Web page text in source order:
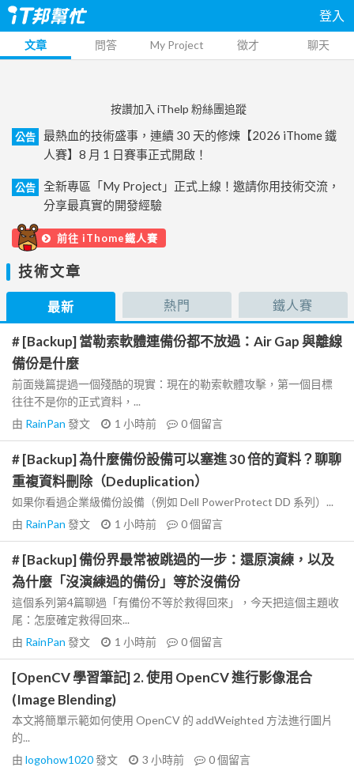
登入
文章 問答 My Project 徵才 聊天
按讚加入 iThelp 粉絲團追蹤
公告
最熱血的技術盛事，連續 30 天的修煉【2026 iThome 鐵
人賽】8 月 1 日賽事正式開啟！
公告
全新專區「My Project」正式上線！邀請你用技術交流，
分享最真實的開發經驗
前往 iThome鐵人賽
技術文章
最新 熱門 鐵人賽
# [Backup] 當勒索軟體連備份都不放過：Air Gap 與離線
備份是什麼
前面幾篇提過一個殘酷的現實：現在的勒索軟體攻擊，第一個目標
往往不是你的正式資料，...
由 RainPan 發文 1 小時前 0個留言
# [Backup] 為什麼備份設備可以塞進 30 倍的資料？聊聊
重複資料刪除（Deduplication）
如果你看過企業級備份設備（例如 Dell PowerProtect DD 系列）...
由 RainPan 發文 1 小時前 0個留言
# [Backup] 備份界最常被跳過的一步：還原演練，以及
為什麼「沒演練過的備份」等於沒備份
這個系列第4篇聊過「有備份不等於救得回來」，今天把這個主題收
尾：怎麼確定救得回來...
由 RainPan 發文 1 小時前 0個留言
[OpenCV 學習筆記] 2. 使用 OpenCV 進行影像混合
(Image Blending)
本文將簡單示範如何使用 OpenCV 的 addWeighted 方法進行圖片
的...
由 logohow1020發文 3 小時前 0個留言